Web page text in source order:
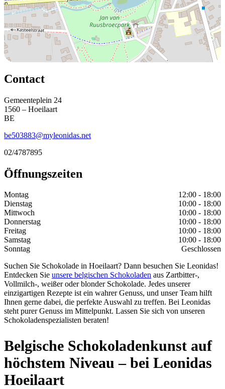
Contact
Gemeenteplein 24
1560 – Hoeilaart
BE
be503883@myleonidas.net
02/4787895
Öffnungszeiten
Montag
12:00 - 18:00
Dienstag
10:00 - 18:00
Mittwoch
10:00 - 18:00
Donnerstag
10:00 - 18:00
Freitag
10:00 - 18:00
Samstag
10:00 - 18:00
Sonntag
Geschlossen
Suchen Sie Schokolade in Hoeilaart? Dann besuchen Sie Leonidas!
Entdecken Sie unsere belgischen Schokoladen aus Zartbitter-,
Vollmilch-, weißer oder blonder Schokolade. Jedes unserer
einzigartigen Rezepte ist ein wahrer Genuss, und unser Team hilft
Ihnen gerne dabei, die perfekte Auswahl zu treffen. Bei Leonidas
steht purer Genuss im Mittelpunkt. Lassen Sie sich von unseren
Schokoladenspezialisten beraten!
Belgische Schokoladenkunst auf
höchstem Niveau – bei Leonidas
Hoeilaart